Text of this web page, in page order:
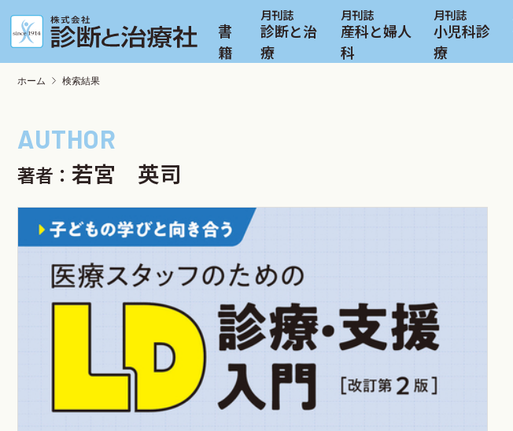
書
籍
診断と治
療
産科と婦人
科
小児科診
療
ホーム 検索結果
著者： 若宮 英司